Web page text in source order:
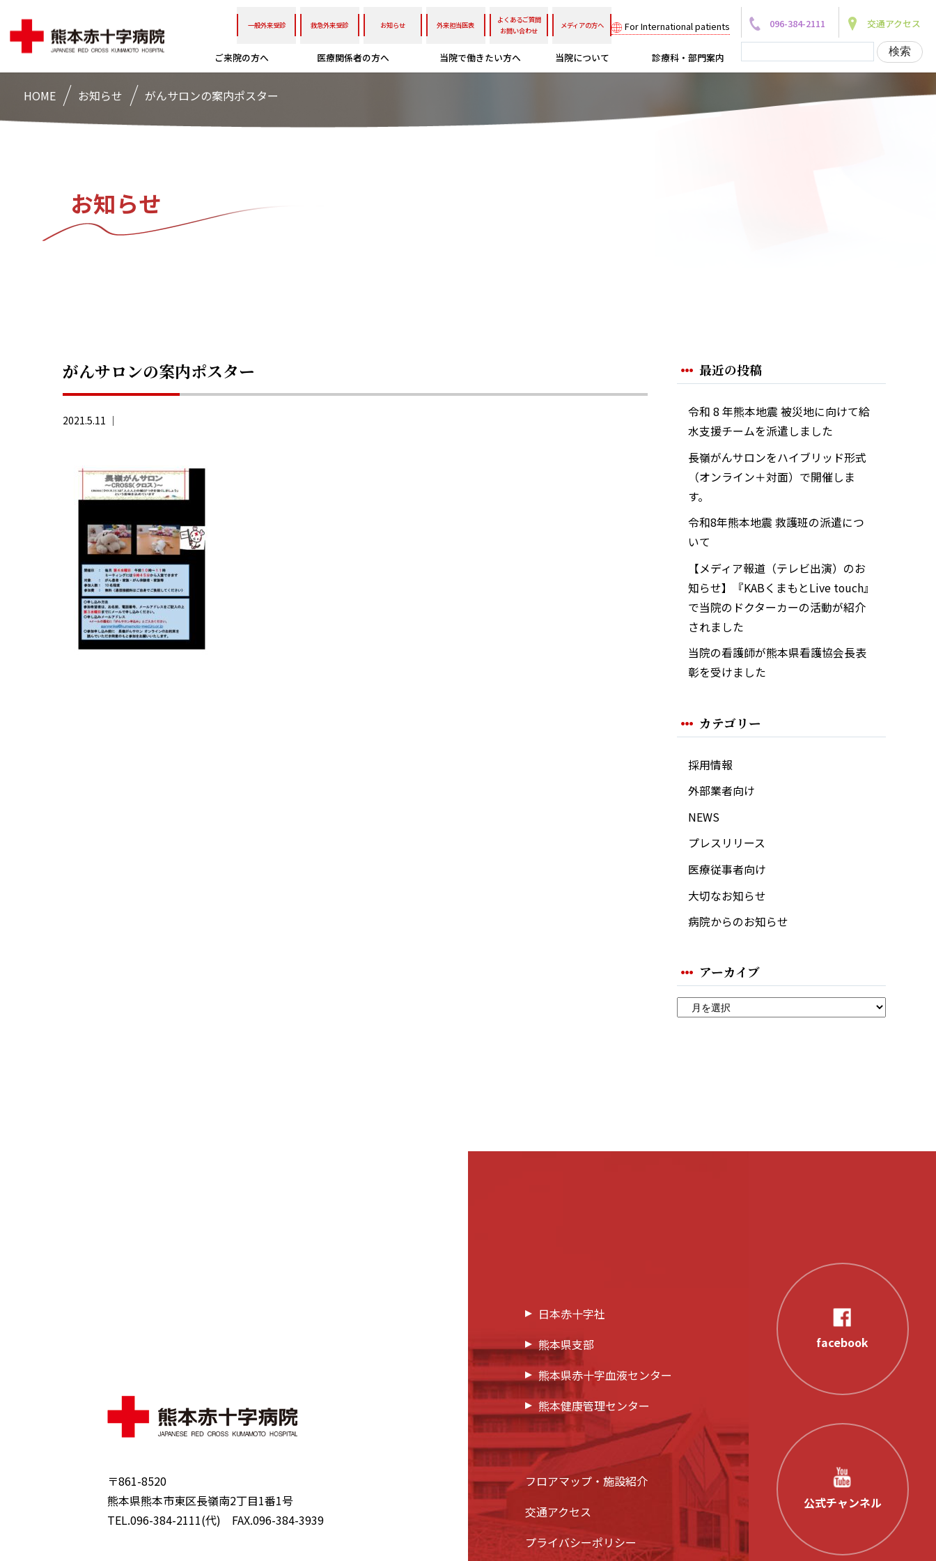
一般外来受診 救急外来受診 お知らせ 外来担当医表
よくあるご質問
お問い合わせ
メディアの方へ For International patients
ご来院の方へ 医療関係者の方へ 当院で働きたい方へ 当院について 診療科・部門案内
096-384-2111 交通アクセス
HOME お知らせ がんサロンの案内ポスター
お知らせ
がんサロンの案内ポスター
2021.5.11 ｜
最近の投稿
令和 8 年熊本地震 被災地に向けて給
水支援チームを派遣しました
長嶺がんサロンをハイブリッド形式
（オンライン＋対面）で開催しま
す。
令和8年熊本地震 救護班の派遣につ
いて
【メディア報道（テレビ出演）のお
知らせ】『KABくまもとLive touch』
で当院のドクターカーの活動が紹介
されました
当院の看護師が熊本県看護協会長表
彰を受けました
カテゴリー
採用情報
外部業者向け
NEWS
プレスリリース
医療従事者向け
大切なお知らせ
病院からのお知らせ
アーカイブ
〒861-8520
熊本県熊本市東区長嶺南2丁目1番1号
TEL.096-384-2111(代) FAX.096-384-3939
日本赤十字社
熊本県支部
熊本県赤十字血液センター
熊本健康管理センター
フロアマップ・施設紹介
交通アクセス
プライバシーポリシー
facebook
公式チャンネル